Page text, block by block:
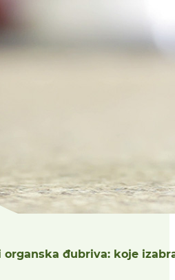
organska đubriva: koje